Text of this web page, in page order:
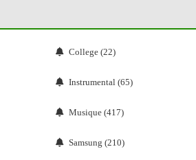
College (22)
Instrumental (65)
Musique (417)
Samsung (210)